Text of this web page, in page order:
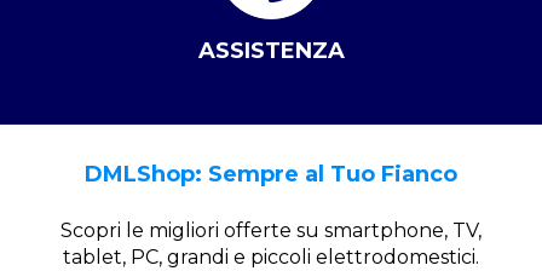
ASSISTENZA
DMLShop: Sempre al Tuo Fianco
Scopri le migliori offerte su smartphone, TV,
tablet, PC, grandi e piccoli elettrodomestici.